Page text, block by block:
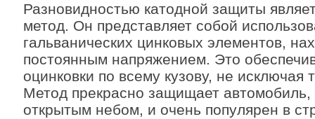
Разновидностью катодной защиты
метод. Он представляет собой
гальванических цинковых элементов,
постоянным напряжением. Это
оцинковки по всему кузову, не исключая
Метод прекрасно защищает
открытым небом, и очень популярен в